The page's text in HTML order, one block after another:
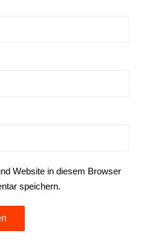
Website in diesem Browser
speichern.